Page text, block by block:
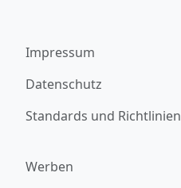
Impressum
Datenschutz
Standards und Richtlinien
Werben